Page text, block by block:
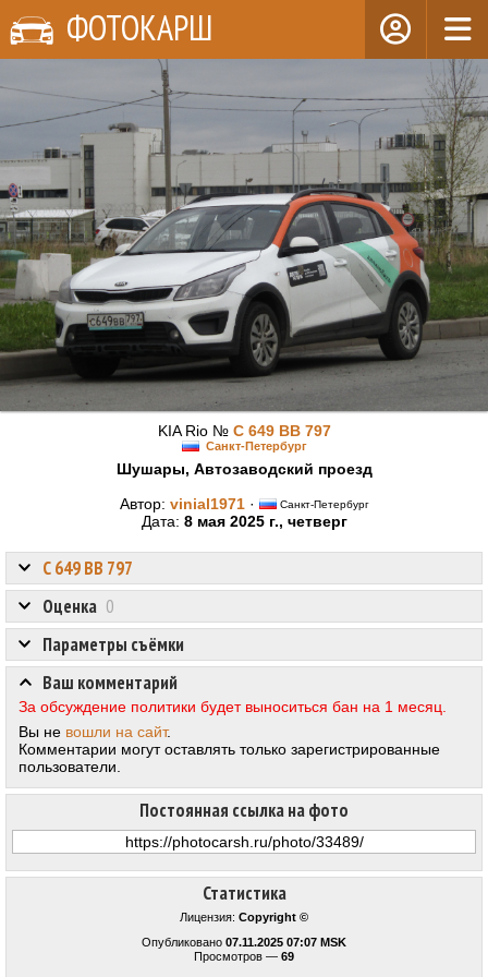
ФОТОКАРШ
KIA Rio № С 649 ВВ 797
Санкт-Петербург
Шушары, Автозаводский проезд
Автор: vinial1971· Санкт-Петербург
Дата: 8 мая 2025 г., четверг
Статистика
Лицензия: Copyright ©
Опубликовано 07.11.2025 07:07 MSK
Просмотров — 69
Оценка 0
Постоянная ссылка на фото
С 649 ВВ 797
Параметры съёмки
Ваш комментарий
За обсуждение политики будет выноситься бан на 1 месяц.
Вы не вошли на сайт.
Комментарии могут оставлять только зарегистрированные
пользователи.